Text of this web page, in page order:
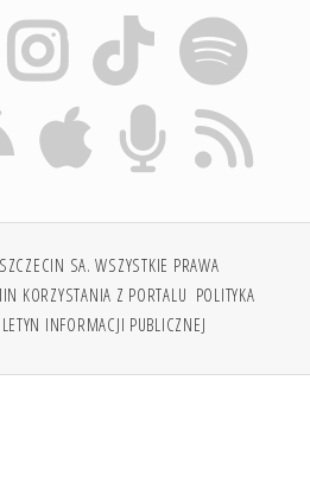
SA. WSZYSTKIE PRAWA
KORZYSTANIA Z PORTALU POLITYKA
INFORMACJI PUBLICZNEJ